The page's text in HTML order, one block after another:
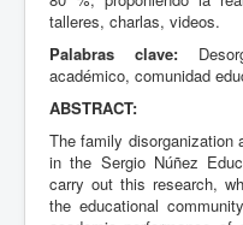
5
talleres, charlas, videos.
Palabras clave:
académico, comunidad
ABSTRACT:
The family disorganization
in the Sergio Núñez
carry out this research,
the educational